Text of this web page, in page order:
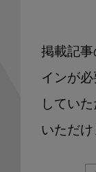
掲載記
インが
してい
いただけ